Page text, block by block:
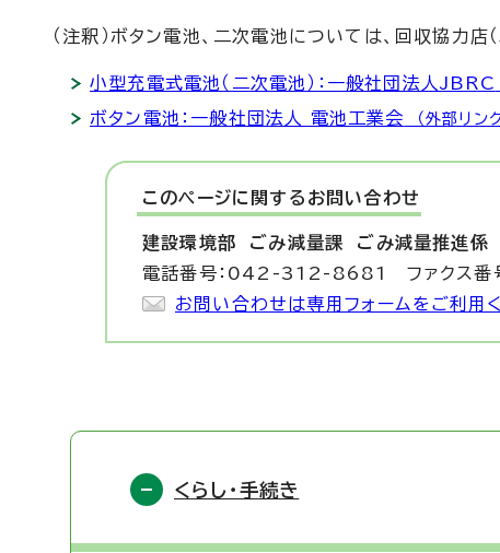
（注釈）ボタン電池、二次電池については、回収協力店
小型充電式電池（二次電池）：一般社団法人JBRC
ボタン電池：一般社団法人 電池工業会 （外部リンク
このページに関する お問い合わせ
建設環境部 ごみ減量課 ごみ減量推進係
電話番号：042-312-8681 ファクス
お問い合わせは専用フォームをご利用く
くらし・手続き